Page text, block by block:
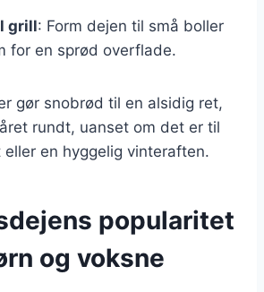
grill: Form dejen til små boller
for en sprød overflade.
gør snobrød til en alsidig ret,
rundt, uanset om det er til
en hyggelig vinteraften.
popularitet
og voksne